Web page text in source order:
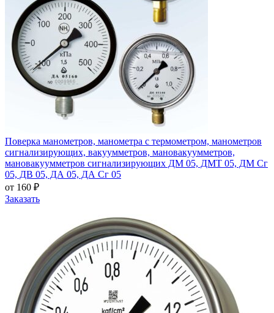
Поверка манометров, манометра с термометром, манометров
сигнализирующих, вакуумметров, мановакуумметров,
мановакуумметров сигнализирующих ДМ 05, ДМТ 05, ДМ Сг
05, ДВ 05, ДА 05, ДА Сг 05
от 160 ₽
Заказать